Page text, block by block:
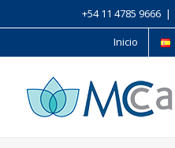
+54 11 4785 9666 |
Inicio